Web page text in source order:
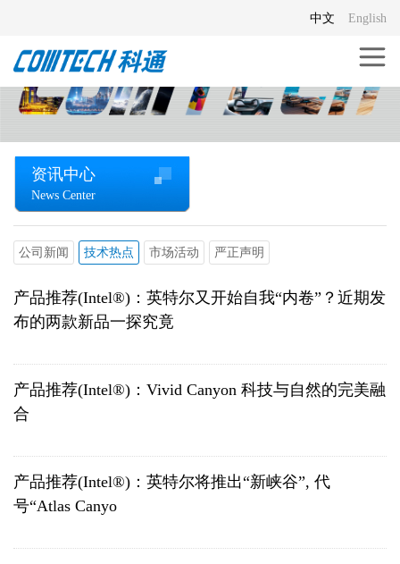
English
中文
资讯中心
News Center
公司新闻 技术热点 市场活动 严正声明
产品推荐(Intel®)：英特尔又开始自我“内卷”？近期发
布的两款新品一探究竟
产品推荐(Intel®)：Vivid Canyon 科技与自然的完美融
合
产品推荐(Intel®)：英特尔将推出“新峡谷”, 代
号“Atlas Canyo